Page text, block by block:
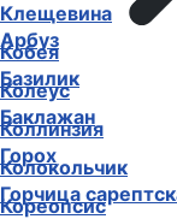
Клещевина
Кобея
Колеус
Коллинзия
Колокольчик
Кореопсис
Арбуз
Базилик
Баклажан
Горох
Горчица